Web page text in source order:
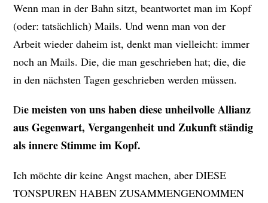
Wenn man in der Bahn sitzt, beantwortet man im Kopf
(oder: tatsächlich) Mails. Und wenn man von der
Arbeit wieder daheim ist, denkt man vielleicht: immer
noch an Mails. Die, die man geschrieben hat; die, die
in den nächsten Tagen geschrieben werden müssen.
Die meisten von uns haben diese unheilvolle Allianz
aus Gegenwart, Vergangenheit und Zukunft ständig
als innere Stimme im Kopf.
Ich möchte dir keine Angst machen, aber DIESE
TONSPUREN HABEN ZUSAMMENGENOMMEN